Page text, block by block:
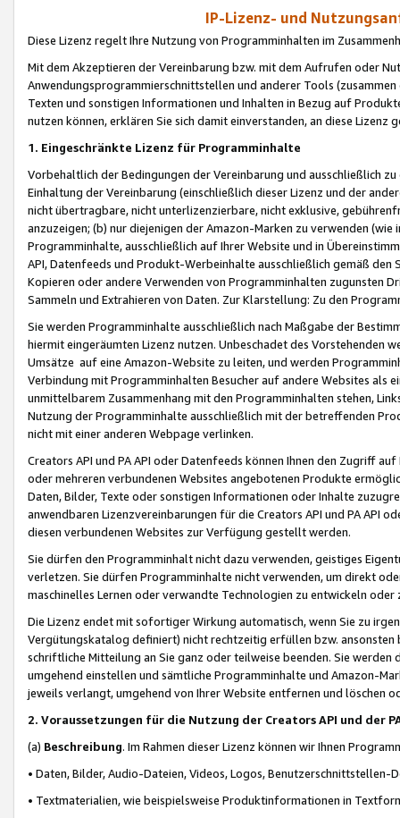
IP-Lizenz- und
Diese Lizenz regelt Ihre Nutzung von Programminhalten im
Mit dem Akzeptieren der Vereinbarung bzw. mit dem Aufrufen oder
Anwendungsprogrammierschnittstellen und anderer Tools (zusammen
Texten und sonstigen Informationen und Inhalten in Bezug auf
nutzen können, erklären Sie sich damit einverstanden, an diese Lizenz
1. Eingeschränkte Lizenz für Programminhalte
Vorbehaltlich der Bedingungen der Vereinbarung und ausschließlich
Einhaltung der Vereinbarung (einschließlich dieser Lizenz und der
nicht übertragbare, nicht unterlizenzierbare, nicht exklusive,
anzuzeigen; (b) nur diejenigen der Amazon-Marken zu verwenden
Programminhalte, ausschließlich auf Ihrer Website und in
API, Datenfeeds und Produkt-Werbeinhalte ausschließlich gemäß
Kopieren oder andere Verwenden von Programminhalten zugunsten
Sammeln und Extrahieren von Daten. Zur Klarstellung: Zu den
Sie werden Programminhalte ausschließlich nach Maßgabe der
hiermit eingeräumten Lizenz nutzen. Unbeschadet des Vorstehenden
Umsätze auf eine Amazon-Website zu leiten, und werden
Verbindung mit Programminhalten Besucher auf andere Websites als
unmittelbarem Zusammenhang mit den Programminhalten stehen,
Nutzung der Programminhalte ausschließlich mit der betreffenden
nicht mit einer anderen Webpage verlinken.
Creators API und PA API oder Datenfeeds können Ihnen den Zugriff
oder mehreren verbundenen Websites angebotenen Produkte
Daten, Bilder, Texte oder sonstigen Informationen oder Inhalte
anwendbaren Lizenzvereinbarungen für die Creators API und PA API
diesen verbundenen Websites zur Verfügung gestellt werden.
Sie dürfen den Programminhalt nicht dazu verwenden, geistiges
verletzen. Sie dürfen Programminhalte nicht verwenden, um direkt
maschinelles Lernen oder verwandte Technologien zu entwickeln
Die Lizenz endet mit sofortiger Wirkung automatisch, wenn Sie zu
Vergütungskatalog definiert) nicht rechtzeitig erfüllen bzw. ansonsten
schriftliche Mitteilung an Sie ganz oder teilweise beenden. Sie werden
umgehend einstellen und sämtliche Programminhalte und Amazon-
jeweils verlangt, umgehend von Ihrer Website entfernen und löschen
2. Voraussetzungen für die Nutzung der Creators API und der
(a) Beschreibung. Im Rahmen dieser Lizenz können wir Ihnen
• Daten, Bilder, Audio-Dateien, Videos, Logos, Benutzerschnittstellen-
• Textmaterialien, wie beispielsweise Produktinformationen in